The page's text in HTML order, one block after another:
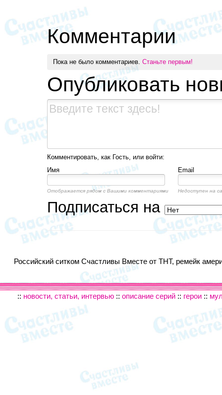
Комментарии
Пока не было комментариев. Станьте первым!
Опубликовать
Комментировать, как Гость, или войти:
Имя
Email
Отображается рядом с Вашими комментариями Недоступен на
Подписаться на
Российский ситком Счастливы Вместе от ТНТ, ремейк
:: новости, статьи, интервью :: описание серий :: герои ::